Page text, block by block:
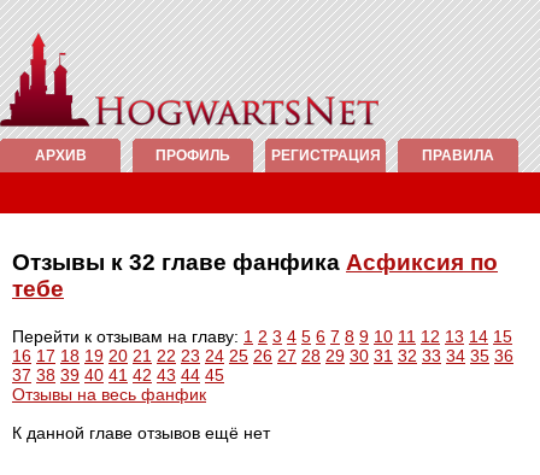
АРХИВ ПРОФИЛЬ РЕГИСТРАЦИЯ ПРАВИЛА
Отзывы к 32 главе фанфика Асфиксия по
тебе
Перейти к отзывам на главу: 1 2 3 4 5 6 7 8 9 10 11 12 13 14 15
16 17 18 19 20 21 22 23 24 25 26 27 28 29 30 31 32 33 34 35 36
37 38 39 40 41 42 43 44 45
Отзывы на весь фанфик
К данной главе отзывов ещё нет